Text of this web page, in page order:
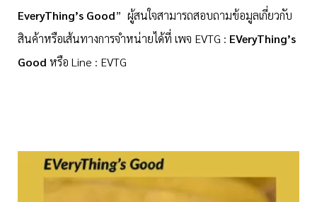
EveryThing’s Good” ผู้สนใจสามารถสอบถามข้อมูลเกี่ยวกับ
สินค้าหรือเส้นทางการจำหน่ายได้ที่ เพจ EVTG : EVeryThing’s
Good หรือ Line : EVTG